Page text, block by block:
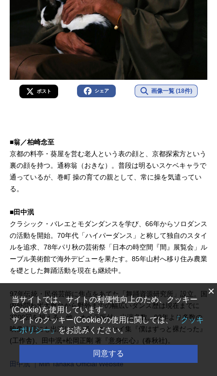
ポスト シェア 画像一覧 (18件)
■翁／柏崎念至
京都の料亭・葵屋を営む老人という表の顔と、京都探索方という
裏の顔を持つ。通称翁（おきな）。普段は明るいスケベキャラで
通っているが、巻町 操の育ての親として、常に操を気遣ってい
る。
■田中泯
クラシック・バレエとモダンダンスを学び、66年からソロダンス
の活動を開始。70年代「ハイパーダンス」と称して独自のスタイ
ルを追求、78年パリ秋の芸術祭「日本の時空間『間』展覧会」ル
ーブル美術館で海外デビューを果たす。85年山村へ移り住み農業
を礎とした舞踊活動を現在も継続中。
97年伝統・民俗芸能に焦点をあてた「舞踊資源研究所」設立。国
内外問わず大舞台から野外までの幅広いダンス歴は現在までに
3000回を超える。他、オペラ振付・出演多数。02年より多数の
映像作品にも出演している。エッセイ集『僕はずっと裸だった』
(工作舎)、田中泯+松岡正剛 著『意身伝心』(春秋社)。
田中泯 ｜Min Tanaka Official Website
×
当サイトでは、サイトの利便性向上のため、クッキー
(Cookie)を使用しています。
サイトのクッキー(Cookie)の使用に関しては、「クッキ
ーポリシー」をお読みください。
同意する